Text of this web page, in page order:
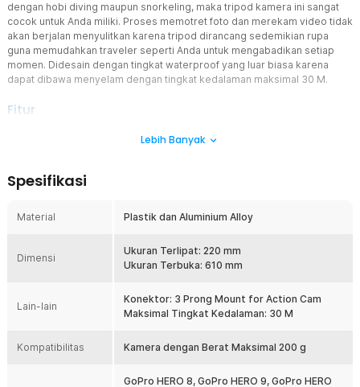
dengan hobi diving maupun snorkeling, maka tripod kamera ini sangat
cocok untuk Anda miliki. Proses memotret foto dan merekam video tidak
akan berjalan menyulitkan karena tripod dirancang sedemikian rupa
guna memudahkan traveler seperti Anda untuk mengabadikan setiap
momen. Didesain dengan tingkat waterproof yang luar biasa karena
dapat dibawa menyelam dengan tingkat kedalaman maksimal 30 M.
Fitur
Desain 4in1 dengan Kecanggihan Luar Biasa
membantu Anda dalam proses pengambilan gambar ketika di
kamera ini dapat mengapung, bersifat tahan air, dapat menjadi
Dapat Digunakan Sebagai Tongsis atau Selfie Stick
Dapat digunakan sebagai tongkat selfie atau tongsis yang dapat
untuk Anda selfie untuk mengabadikan momen ketika traveling.
Tidak hanya saat di pantai saja, tentu Anda dapat selfie di dalam air
dengan alat ini karena dirancang dengan ketahanan air yang luar
Apabila Anda merupakan tipe traveler yang kerap bepergian
Lebih Banyak
Spesifikasi
Material Plastik dan Aluminium Alloy
Dimensi
Ukuran Terlipat: 220 mm
Ukuran Terbuka: 610 mm
Lain-lain
Konektor: 3 Prong Mount for Action Cam
Maksimal Tingkat Kedalaman: 30 M
Kompatibilitas Kamera dengan Berat Maksimal 200 g
GoPro HERO 8, GoPro HERO 9, GoPro HERO